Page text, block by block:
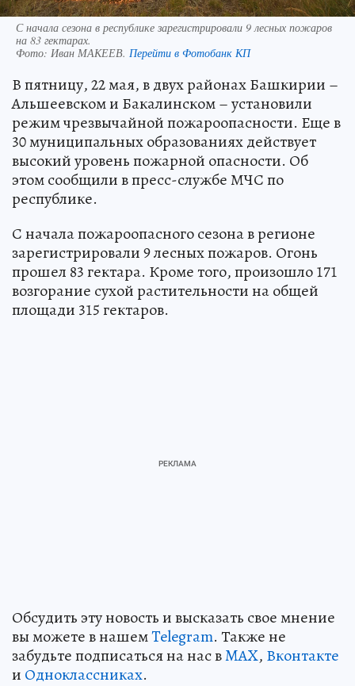
С начала сезона в республике зарегистрировали 9 лесных пожаров
на 83 гектарах.
Фото: Иван МАКЕЕВ. Перейти в Фотобанк КП
В пятницу, 22 мая, в двух районах Башкирии –
Альшеевском и Бакалинском – установили
режим чрезвычайной пожароопасности. Еще в
30 муниципальных образованиях действует
высокий уровень пожарной опасности. Об
этом сообщили в пресс-службе МЧС по
республике.
С начала пожароопасного сезона в регионе
зарегистрировали 9 лесных пожаров. Огонь
прошел 83 гектара. Кроме того, произошло 171
возгорание сухой растительности на общей
площади 315 гектаров.
Обсудить эту новость и высказать свое мнение
вы можете в нашемTelegram. Также не
забудьте подписаться на нас вMAX, Вконтакте
и Одноклассниках.